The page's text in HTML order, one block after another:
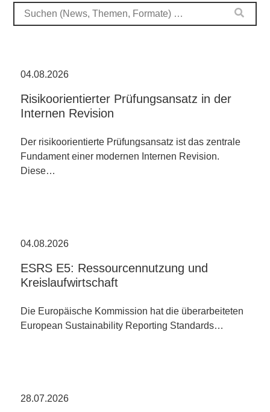
04.08.2026
Risikoorientierter Prüfungsansatz in der
Internen Revision
Der risikoorientierte Prüfungsansatz ist das zentrale
Fundament einer modernen Internen Revision.
Diese…
04.08.2026
ESRS E5: Ressourcennutzung und
Kreislaufwirtschaft
Die Europäische Kommission hat die überarbeiteten
European Sustainability Reporting Standards…
28.07.2026